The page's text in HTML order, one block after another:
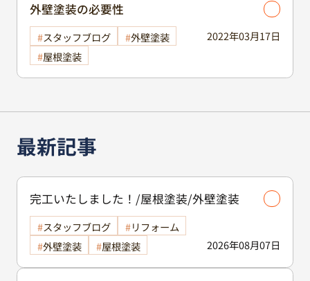
最新記事
完工いたしました！/屋根塗装/外壁塗装
2026年08月07日
スタッフブログ
リフォーム
外壁塗装
屋根塗装
2022年03月17日
外壁塗装の必要性
スタッフブログ
外壁塗装
屋根塗装